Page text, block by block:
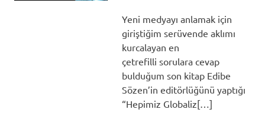
Yeni medyayı anlamak için
giriştiğim serüvende aklımı
kurcalayan en
çetrefilli sorulara cevap
bulduğum son kitap Edibe
Sözen’in editörlüğünü yaptığı
“Hepimiz Globaliz[…]